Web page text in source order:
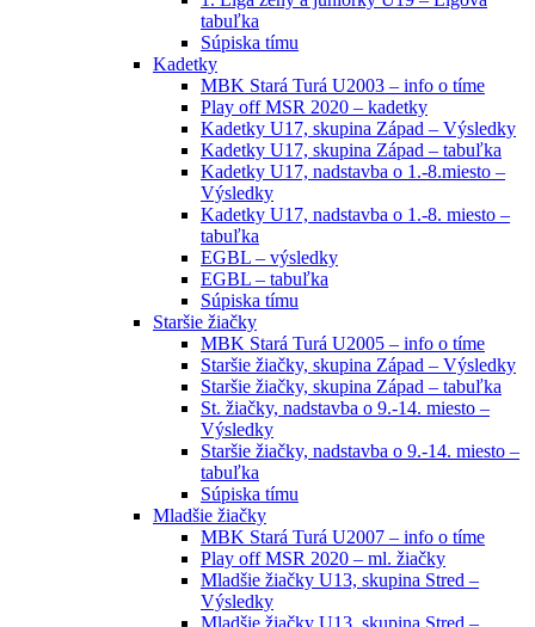
tabuľka
Súpiska tímu
Kadetky
MBK Stará Turá U2003 – info o tíme
Play off MSR 2020 – kadetky
Kadetky U17, skupina Západ – Výsledky
Kadetky U17, skupina Západ – tabuľka
Kadetky U17, nadstavba o 1.-8.miesto –
Výsledky
Kadetky U17, nadstavba o 1.-8. miesto –
tabuľka
EGBL – výsledky
EGBL – tabuľka
Súpiska tímu
Staršie žiačky
MBK Stará Turá U2005 – info o tíme
Staršie žiačky, skupina Západ – Výsledky
Staršie žiačky, skupina Západ – tabuľka
St. žiačky, nadstavba o 9.-14. miesto –
Výsledky
Staršie žiačky, nadstavba o 9.-14. miesto –
tabuľka
Súpiska tímu
Mladšie žiačky
MBK Stará Turá U2007 – info o tíme
Play off MSR 2020 – ml. žiačky
Mladšie žiačky U13, skupina Stred –
Výsledky
Mladšie žiačky U13, skupina Stred –